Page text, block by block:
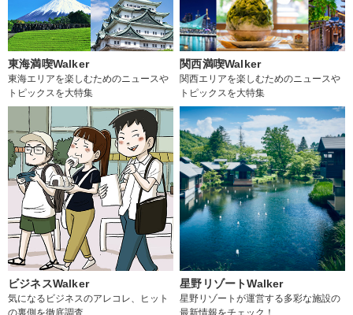
東海満喫Walker
東海エリアを楽しむためのニュースや
トピックスを大特集
関西満喫Walker
関西エリアを楽しむためのニュースや
トピックスを大特集
ビジネスWalker
気になるビジネスのアレコレ、ヒット
星野リゾートWalker
星野リゾートが運営する多彩な施設の